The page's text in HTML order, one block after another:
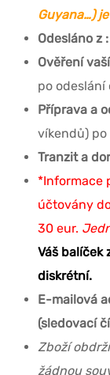
Guyana…)
Odesláno z :
Ověření
po odeslání
Příprava a
víkendů)
Tranzit a
*Informace
účtovány
30 eur.
Váš balíček
diskrétní.
E-mailová
(sledovací
Zboží
žádnou